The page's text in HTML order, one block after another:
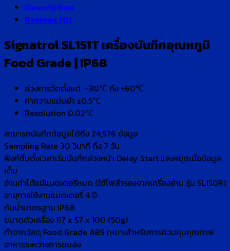
Description
Reviews (0)
Signatrol SL151T เครื่องบันทึกอุณหภูมิ
Food Grade | IP68
ช่วงการวัดตั้งแต่ -30℃ ถึง +60℃
ค่าความแม่นยำ ±0.5℃
Resolution 0.02℃
สามารถบันทึกข้อมูลได้ถึง 24,576 ข้อมูล
Sampling Rate 30 วินาที ถึง 7 วัน
ฟังก์ชั่นตั้งเวลาเริ่มบันทึกล่วงหน้า Delay Start และหยุดเมื่อข้อมูล
เต็ม
อ่านค่าได้แม้แบตเตอรี่หมด (ใช้ไฟสำรองจากเครื่องอ่าน รุ่น SL150R)
อายุการใช้งานแบตเตอรี่ 4 ปี
กันน้ำมาตรฐาน IP68
ขนาดตัวเครื่อง 117 x 57 x 100 (50g)
ทำจากวัสดุ Food Grade ABS เหมาะสำหรับการควบคุมคุณภาพ
อาหารระหว่างการขนส่ง